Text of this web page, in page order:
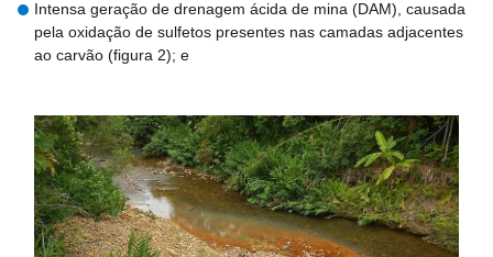
Intensa geração de drenagem ácida de mina (DAM), causada
pela oxidação de sulfetos presentes nas camadas adjacentes
ao carvão (figura 2); e